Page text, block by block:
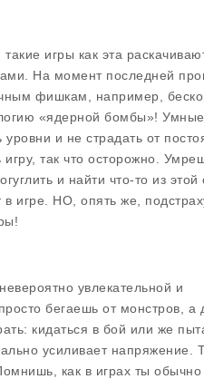
игры как эта
На момент последней
фишкам, например,
«ядерной бомбы»!
и не страдать от
так что осторожно.
и найти что-то из этой
в игре. НО, опять же,
увлекательной и
бегаешь от монстров, а
кидаться в бой или же
усиливает напряжение.
как в играх ты обычно